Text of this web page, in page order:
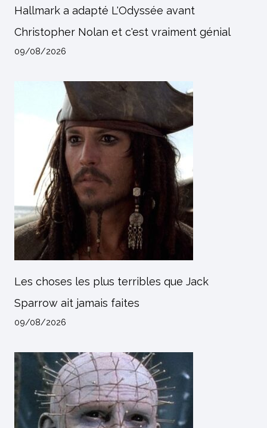
Hallmark a adapté L'Odyssée avant
Christopher Nolan et c'est vraiment génial
09/08/2026
Les choses les plus terribles que Jack
Sparrow ait jamais faites
09/08/2026